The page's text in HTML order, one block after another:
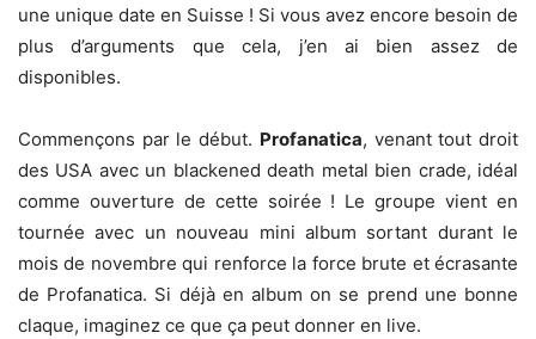
une unique date en Suisse ! Si vous avez encore besoin de
plus d’arguments que cela, j’en ai bien assez de
disponibles.
Commençons par le début. Profanatica, venant tout droit
des USA avec un blackened death metal bien crade, idéal
comme ouverture de cette soirée ! Le groupe vient en
tournée avec un nouveau mini album sortant durant le
mois de novembre qui renforce la force brute et écrasante
de Profanatica. Si déjà en album on se prend une bonne
claque, imaginez ce que ça peut donner en live.